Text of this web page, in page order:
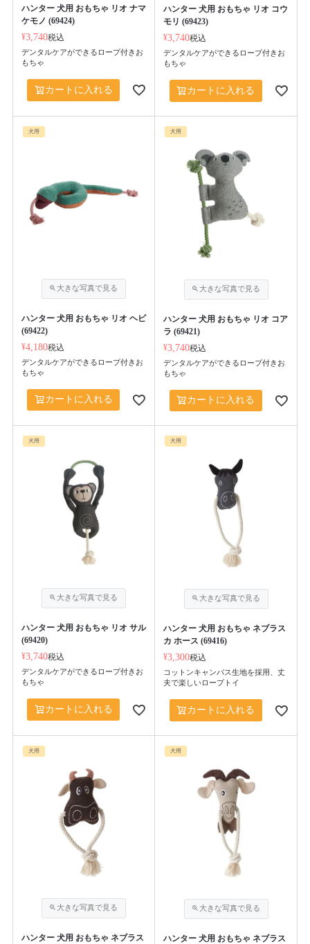
ハンター 犬用 おもちゃ リオ ナマ
ケモノ (69424)
¥3,740税込
デンタルケアができるロープ付きお
もちゃ
カートに入れる
ハンター 犬用 おもちゃ リオ コウ
モリ (69423)
¥3,740税込
デンタルケアができるロープ付きお
もちゃ
カートに入れる
犬用
ハンター 犬用 おもちゃ リオ ヘビ
(69422)
¥4,180税込
デンタルケアができるロープ付きお
もちゃ
カートに入れる
犬用
ハンター 犬用 おもちゃ リオ コア
ラ (69421)
¥3,740税込
デンタルケアができるロープ付きお
もちゃ
カートに入れる
犬用
ハンター 犬用 おもちゃ リオ サル
(69420)
¥3,740税込
デンタルケアができるロープ付きお
もちゃ
カートに入れる
犬用
ハンター 犬用 おもちゃ ネブラス
カ ホース (69416)
¥3,300税込
コットンキャンバス生地を採用、丈
夫で楽しいロープトイ
カートに入れる
犬用
ハンター 犬用 おもちゃ ネブラス
犬用
ハンター 犬用 おもちゃ ネブラス